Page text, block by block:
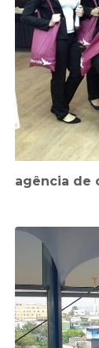
agência de